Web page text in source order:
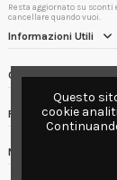
Resta aggiornato su sconti
cancellare quando vuoi.
Informazioni Utili
Contact us
Follow us
Newsletter
Questo
cookie